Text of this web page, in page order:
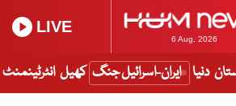
6 Aug, 2026
LIVE
دنیا ایران-اسرائیل جنگ کھیل انٹرٹینمنٹ